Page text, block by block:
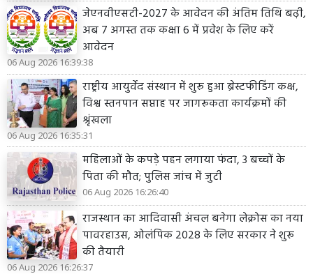
जेएनवीएसटी-2027 के आवेदन की अंतिम तिथि बढ़ी,
अब 7 अगस्त तक कक्षा 6 में प्रवेश के लिए करें
आवेदन
06 Aug 2026 16:39:38
राष्ट्रीय आयुर्वेद संस्थान में शुरू हुआ ब्रेस्टफीडिंग कक्ष,
विश्व स्तनपान सप्ताह पर जागरूकता कार्यक्रमों की
श्रृंखला
06 Aug 2026 16:35:31
महिलाओं के कपड़े पहन लगाया फंदा, 3 बच्चों के
पिता की मौत; पुलिस जांच में जुटी
06 Aug 2026 16:26:40
राजस्थान का आदिवासी अंचल बनेगा लेक्रोस का नया
पावरहाउस, ओलंपिक 2028 के लिए सरकार ने शुरू
की तैयारी
06 Aug 2026 16:26:37